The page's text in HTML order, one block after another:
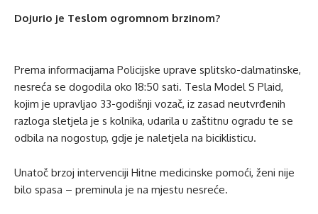
Dojurio je Teslom ogromnom brzinom?
Prema informacijama Policijske uprave splitsko-dalmatinske,
nesreća se dogodila oko 18:50 sati. Tesla Model S Plaid,
kojim je upravljao 33-godišnji vozač, iz zasad neutvrđenih
razloga sletjela je s kolnika, udarila u zaštitnu ogradu te se
odbila na nogostup, gdje je naletjela na biciklisticu.
Unatoč brzoj intervenciji Hitne medicinske pomoći, ženi nije
bilo spasa – preminula je na mjestu nesreće.